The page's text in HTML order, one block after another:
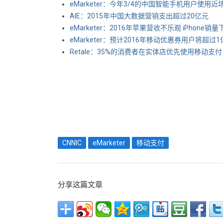
eMarketer：今年3/4的中国智能手机用户使用近
AIE：2015年中国大数据营销支出超过20亿元
eMarketer：2016年苹果营收不乐观 iPhone销量
eMarketer：预计2016年移动优惠券用户将超过1
Retale：35%的消费者在实体店优先使用移动支付
CNNIC eMarketer 移动支付
分享这篇文章